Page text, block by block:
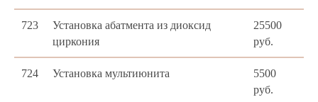
723
Установка абатмента из диоксид
циркония
25500
руб.
724 Установка мультиюнита
5500
руб.